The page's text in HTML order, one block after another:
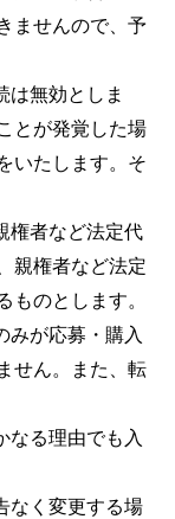
ませんので、予
無効としま
とが発覚した場
いたします。そ
権者など法定代
親権者など法定
のとします。
みが応募・購入
せん。また、転
なる理由でも入
なく変更する場